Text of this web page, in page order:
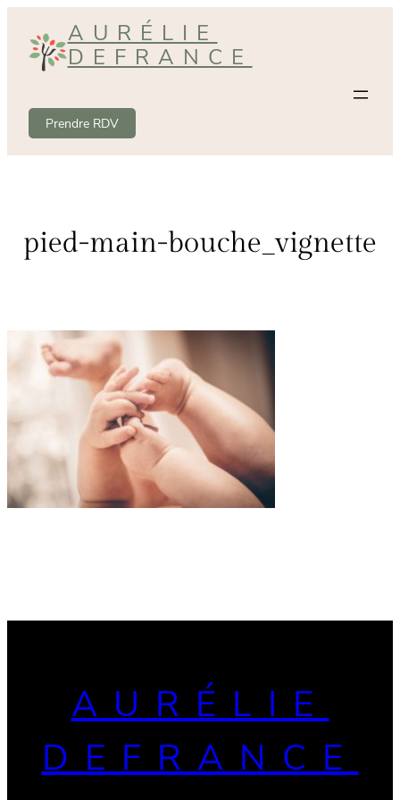
contenu
AURÉLIE
DEFRANCE
Prendre RDV
pied-main-bouche_vignette
AURÉLIE
DEFRANCE